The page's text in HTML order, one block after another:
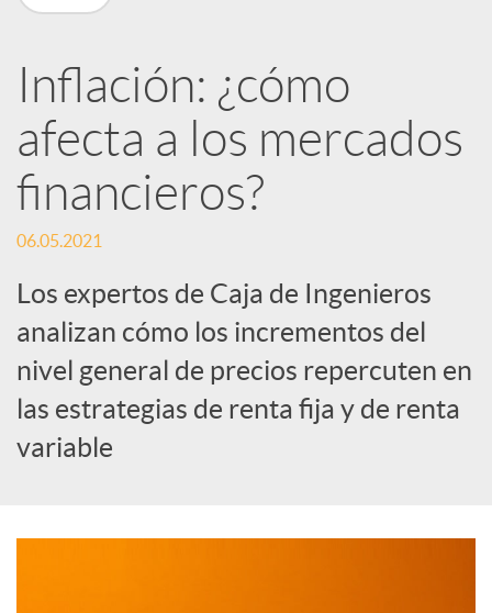
e
d
e
s
S
o
c
Inflación: ¿cómo
afecta a los mercados
financieros?
06.05.2021
Los expertos de Caja de Ingenieros
analizan cómo los incrementos del
nivel general de precios repercuten en
las estrategias de renta fija y de renta
variable